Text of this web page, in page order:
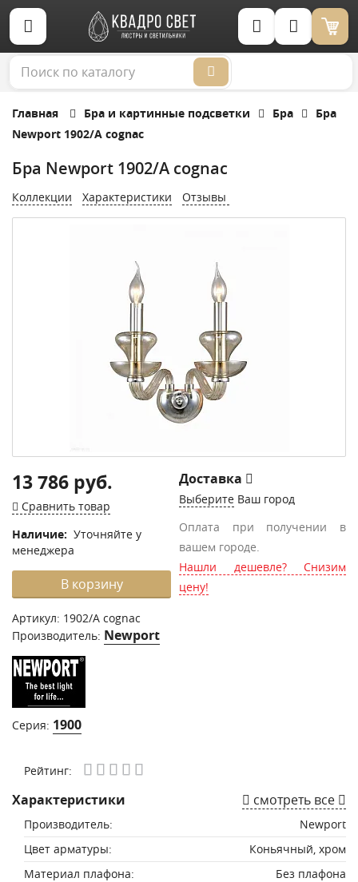
Корзина (0)
Главная Бра и картинные подсветки Бра
Бра
Newport 1902/A cognac
Бра Newport 1902/A cognac
Коллекции Характеристики Отзывы
13 786 руб.
Сравнить товар
Наличие: Уточняйте у
менеджера
В корзину
Артикул: 1902/A cognac
Производитель: Newport
Серия: 1900
Доставка
Выберите Ваш город
Оплата при получении в
вашем городе.
Нашли дешевле? Снизим
цену!
Рейтинг:
Характеристики смотреть все
Производитель:
Newport
Цвет арматуры:
Коньячный, хром
Материал плафона:
Без плафона